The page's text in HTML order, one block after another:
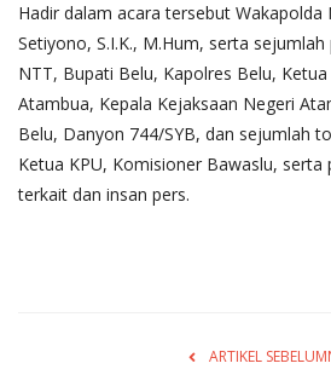
Hadir dalam acara tersebut Wakapolda
Setiyono, S.I.K., M.Hum, serta
NTT, Bupati Belu, Kapolres Belu,
Atambua, Kepala Kejaksaan Negeri
Belu, Danyon 744/SYB, dan sejumlah
Ketua KPU, Komisioner Bawaslu, serta
terkait dan insan pers.
ARTIKEL